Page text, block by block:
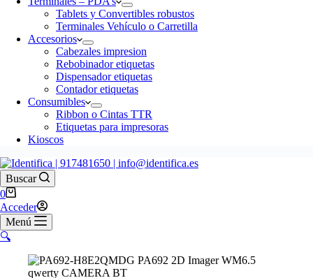
Tablets y Convertibles robustos
Terminales Vehículo o Carretilla
Accesorios
Cabezales impresion
Rebobinador etiquetas
Dispensador etiquetas
Contador etiquetas
Consumibles
Ribbon o Cintas TTR
Etiquetas para impresoras
Kioscos
Buscar
Carro
de
compra
0
Acceder
Menú
🔍